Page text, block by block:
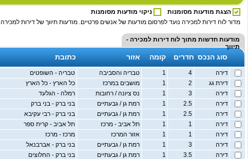
הצגת מודעות מסומנות
ניקוי מודעות מסומנות
מדור לוח דירות למכירה נועד לפרסום מודעות של אנשים פרטיים. מודעות תיווך של דירות למכירה
מודעות חדשות מתוך לוח דירות למכירה -
תיווך
סוג הנכס חדרים קומה אזור כתובת
דירה טבריה והסביבה טבריה - השופטים
דירת גג
מושבים במרכז כל הארץ - כל הארץ
דירה
נס ציונה / רחובות רמלה - הגלעד
דירה
רמת גן / גבעתיים בני ברק - בני ברק
דירה
רמת גן / גבעתיים בני ברק - רבי עקיבא
דירה
תל אביב - מרכז תל אביב - קרית ספר
דירה
אזור המרכז מרכז - מרכז
דירה
רמת גן / גבעתיים בני ברק - אברבנאל
דירה
רמת גן / גבעתיים בני ברק - החלוצים